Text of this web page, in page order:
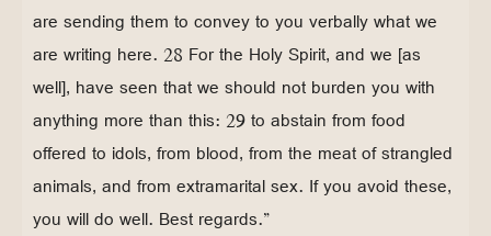
are sending them to convey to you verbally what we
are writing here. 28 For the Holy Spirit, and we [as
well], have seen that we should not burden you with
anything more than this: 29 to abstain from food
offered to idols, from blood, from the meat of strangled
animals, and from extramarital sex. If you avoid these,
you will do well. Best regards.”